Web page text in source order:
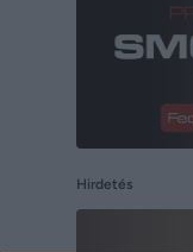
Hirdetés